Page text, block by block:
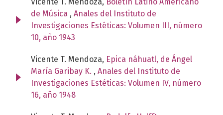
de Música , Anales del Instituto de
Investigaciones Estéticas: Volumen III, número
10, año 1943
Vicente T. Mendoza, Epica náhuatl, de Ángel
María Garibay K. , Anales del Instituto de
Investigaciones Estéticas: Volumen IV, número
16, año 1948